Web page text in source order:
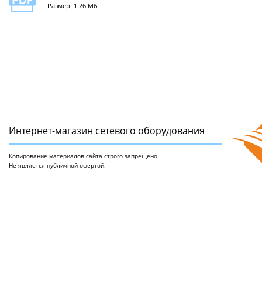
Размер: 1.26 Мб
Интернет-магазин сетeвого оборудования
Копирование материалов сайта строго запрещено.
Не является публичной офертой.